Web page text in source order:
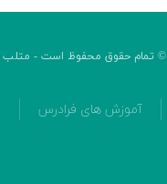
© تمام حقوق محفوظ است -
آموزش های فرادرس